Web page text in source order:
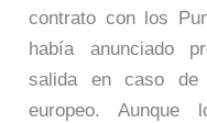
contrato con los
había anunciado
salida en caso de
europeo. Aunque